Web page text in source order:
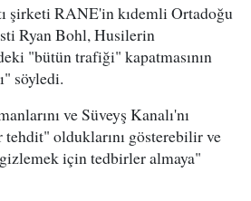
şirketi RANE'in kıdemli Ortadoğu
Ryan Bohl, Husilerin
"bütün trafiği" kapatmasının
söyledi.
ve Süveyş Kanalı'nı
tehdit" olduklarını gösterebilir ve
için tedbirler almaya"